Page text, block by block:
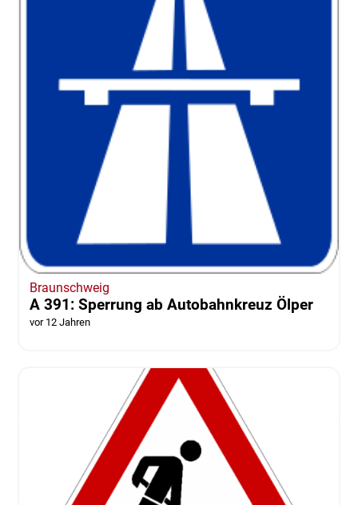
Braunschweig
A 391: Sperrung ab Autobahnkreuz Ölper
vor 12 Jahren